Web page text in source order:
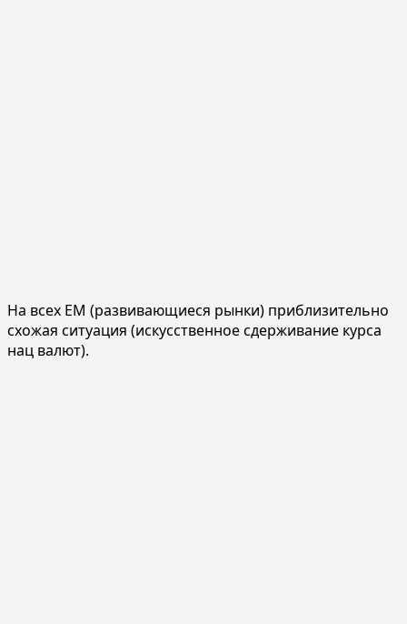
На всех EM (развивающиеся рынки) приблизительно
схожая ситуация (искусственное сдерживание курса
нац валют).